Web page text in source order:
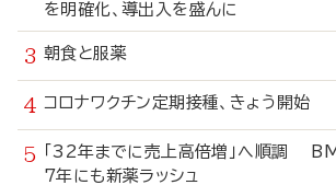
を明確化、導出入を盛んに
朝食と服薬
コロナワクチン定期接種、きょう開
「32年までに売上高倍増」へ順調
7年にも新薬ラッシュ